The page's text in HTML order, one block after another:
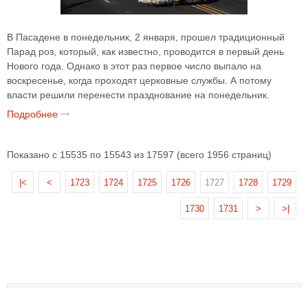
В Пасадене в понедельник, 2 января, прошел традиционный
Парад роз, который, как известно, проводится в первый день
Нового года. Однако в этот раз первое число выпало на
воскресенье, когда проходят церковные службы. А потому
власти решили перенести празднование на понедельник.
Подробнее
Показано с 15535 по 15543 из 17597 (всего 1956 страниц)
|< < 1723 1724 1725 1726 1727 1728 1729
1730 1731 > >|